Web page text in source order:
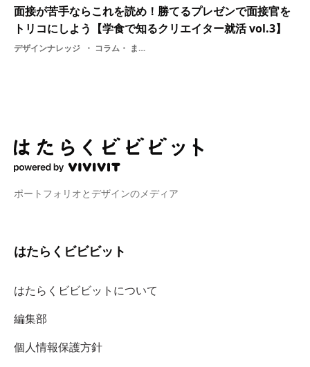
面接が苦手ならこれを読め！勝てるプレゼンで面接官を
トリコにしよう【学食で知るクリエイター就活 vol.3】
デザインナレッジ コラム・ まとめ記事
ポートフォリオとデザインのメディア
はたらくビビビット
はたらくビビビットについて
編集部
個人情報保護方針